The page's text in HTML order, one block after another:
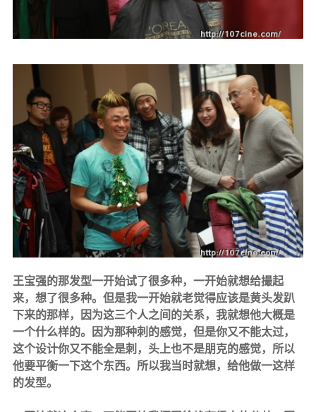
王宝强的那发型一开始试了很多种，一开始就想给撮起
来，想了很多种。但是我一开始就老觉得应该是黄头发趴
下来的那样，因为这三个人之间的关系，我就想他大概是
一个什么样的。因为那种刺的感觉，但是你又不能太过，
这个设计你又不能全是刺，头上也不是朋克的感觉，所以
他要平衡一下这个东西。所以我当时就想，给他做一这样
的发型。